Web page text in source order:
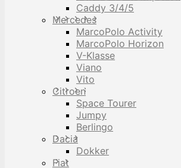
Caddy 3/4/5
Mercedes
MarcoPolo Activity
MarcoPolo Horizon
V-Klasse
Viano
Vito
Citroen
Space Tourer
Jumpy
Berlingo
Dacia
Dokker
Fiat